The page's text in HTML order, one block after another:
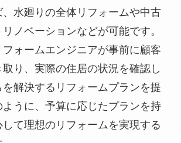
水廻りの全体リフォームや中古
ノベーションなどが可能です。
ォームエンジニアが事前に顧客
り、実際の住居の状況を確認し
解決するリフォームプランを提
うに、予算に応じたプランを持
て理想のリフォームを実現する